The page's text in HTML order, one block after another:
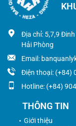
Địa chỉ: 5,7,9
Hải Phòng
Email:
Điện thoại: (+84)
Hotline: (+84)
THÔNG TIN
Giới thiệu